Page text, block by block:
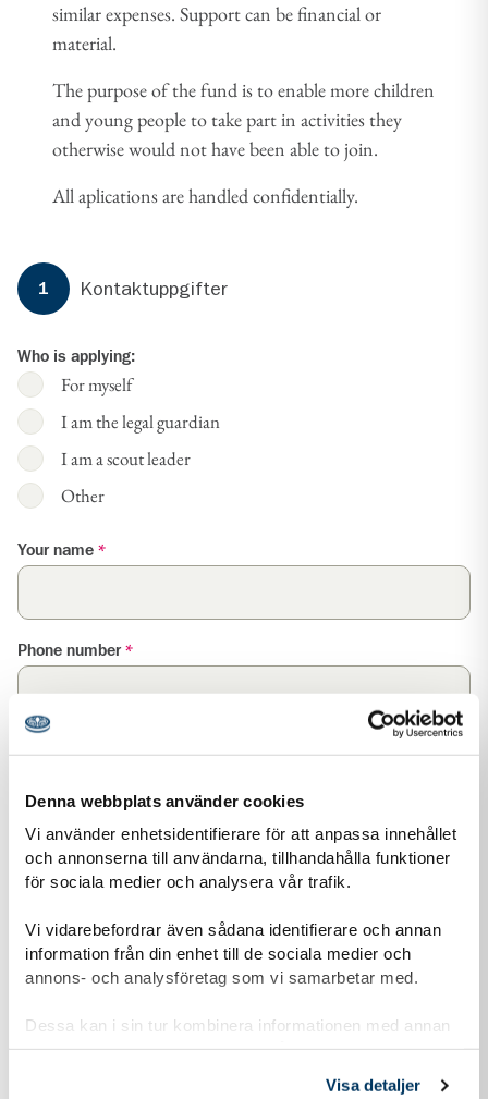
Denna webbplats använder cookies
Vi använder enhetsidentifierare för att anpassa innehållet
och annonserna till användarna, tillhandahålla funktioner
för sociala medier och analysera vår trafik.
Vi vidarebefordrar även sådana identifierare och annan
information från din enhet till de sociala medier och
annons- och analysföretag som vi samarbetar med.
Dessa kan i sin tur kombinera informationen med annan
information som du har tillhandahållit eller som de har
Visa detaljer
similar expenses. Support can be financial or
material.
The purpose of the fund is to enable more children
and young people to take part in activities they
otherwise would not have been able to join.
All aplications are handled confidentially.
Formuläret har 3 steg.
1 Steg1
Kontaktuppgifter
Who is applying:
For myself
I am the legal guardian
I am a scout leader
Other
Your name *
Phone number *
Email address *
Nästa
2 Steg2
Ansökningsfrågor